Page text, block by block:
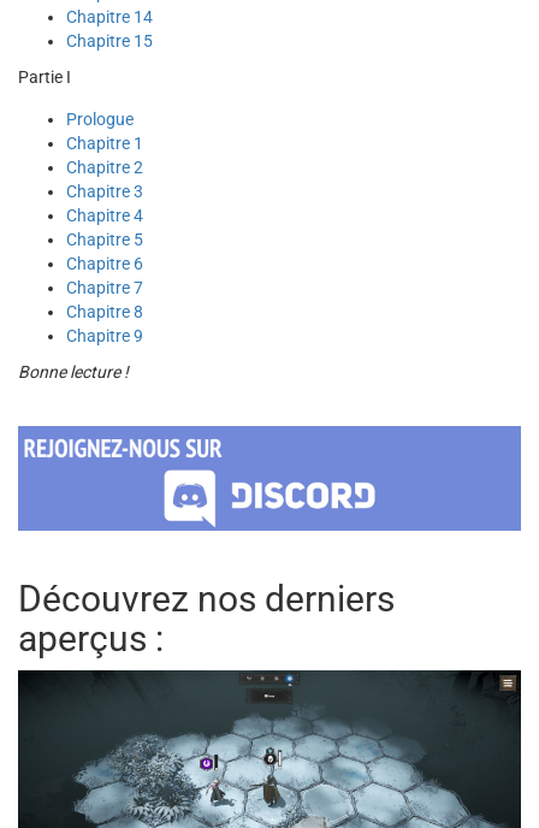
Chapitre 14
Chapitre 15
Partie I
Prologue
Chapitre 1
Chapitre 2
Chapitre 3
Chapitre 4
Chapitre 5
Chapitre 6
Chapitre 7
Chapitre 8
Chapitre 9
Bonne lecture !
Découvrez nos derniers
aperçus :